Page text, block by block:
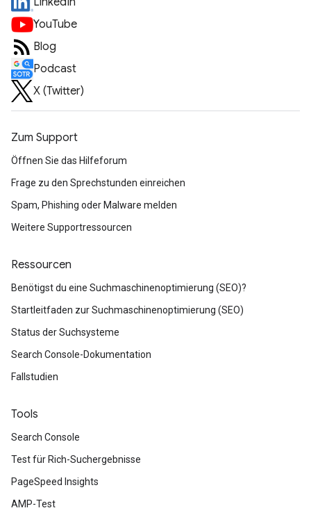
YouTube
Blog
Podcast
X (Twitter)
Zum Support
Öffnen Sie das Hilfeforum
Frage zu den Sprechstunden einreichen
Spam, Phishing oder Malware melden
Weitere Supportressourcen
Ressourcen
Benötigst du eine Suchmaschinenoptimierung (SEO)?
Startleitfaden zur Suchmaschinenoptimierung (SEO)
Status der Suchsysteme
Search Console-Dokumentation
Fallstudien
Tools
Search Console
Test für Rich-Suchergebnisse
PageSpeed Insights
AMP-Test